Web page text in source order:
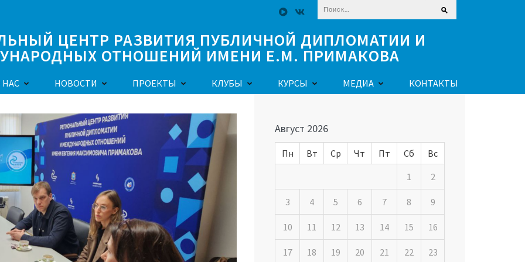
ЦЕНТР РАЗВИТИЯ ПУБЛИЧНОЙ ДИПЛОМАТИИ И
ОТНОШЕНИЙ ИМЕНИ Е.М. ПРИМАКОВА
НАС НОВОСТИ ПРОЕКТЫ КЛУБЫ КУРСЫ МЕДИА КОНТАКТЫ
Август 2026
Пн Вт Ср Чт Пт Сб
Вс
1
2
3 4 5 6 7 8 9
10 11 12 13 14 15 16
17 18 19 20 21 22 23